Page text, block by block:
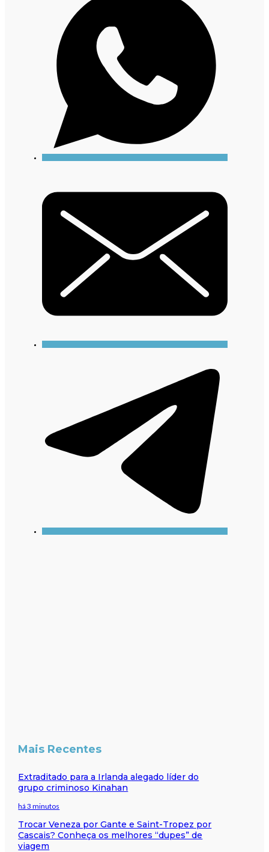
Mais Recentes
Extraditado para a Irlanda alegado líder do
grupo criminoso Kinahan
há 3 minutos
Trocar Veneza por Gante e Saint-Tropez por
Cascais? Conheça os melhores “dupes” de
viagem